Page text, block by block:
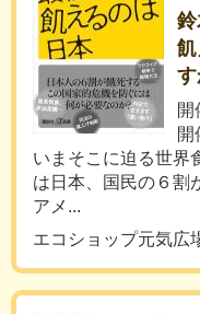
す
開
開
いまそこに迫る世界
は日本、国民の６
アメ...
エコショップ元気広